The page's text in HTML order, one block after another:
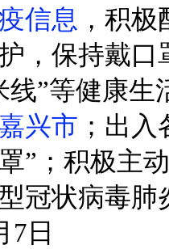
信息 ，积
，保持戴
线”等健康
兴市 ；出
”；积极主
冠状病毒肺
7日